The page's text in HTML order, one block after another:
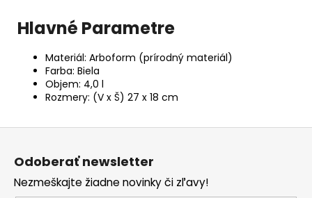
Hlavné Parametre
Materiál: Arboform (prírodný materiál)
Farba: Biela
Objem: 4,0 l
Rozmery: (V x Š) 27 x 18 cm
Z
Odoberať newsletter
Nezmeškajte žiadne novinky či zľavy!